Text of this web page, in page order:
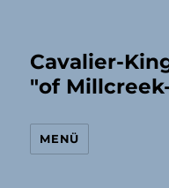
Cavalier-
"of
MENÜ